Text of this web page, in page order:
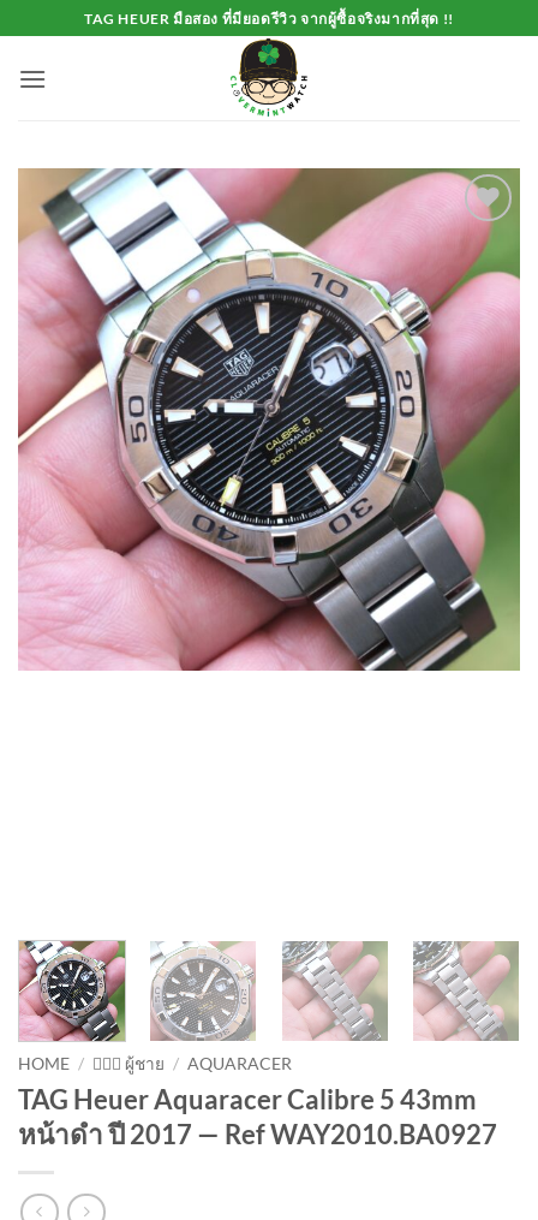
to
content
TAG HEUER มือสอง ที่มียอดรีวิว จากผู้ซื้อจริงมากที่สุด !!
Add to
Wishlist
HOME / 🙋🏻‍♂️ ผู้ชาย / AQUARACER
TAG Heuer Aquaracer Calibre 5 43mm
หน้าดำ ปี 2017 — Ref WAY2010.BA0927